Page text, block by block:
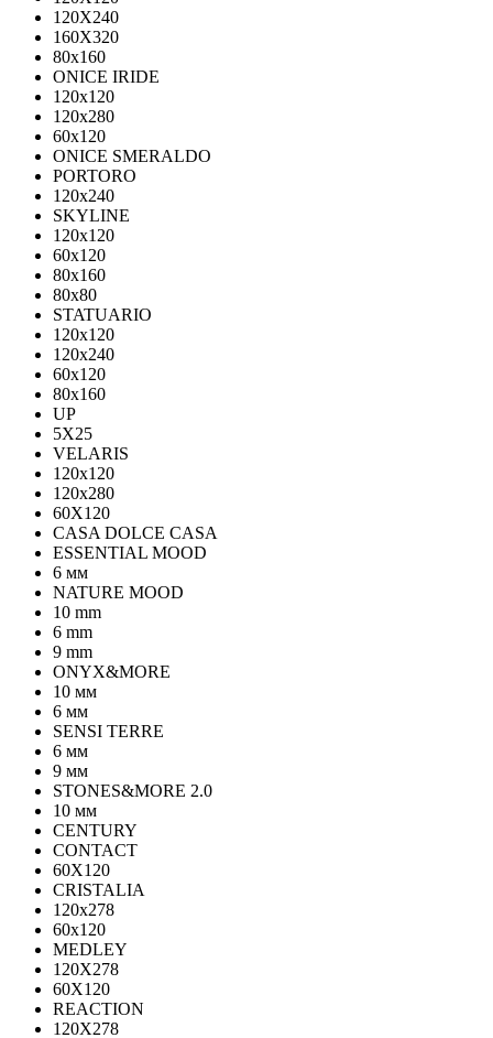
120X240
160X320
80х160
ONICE IRIDE
120x120
120x280
60x120
ONICE SMERALDO
PORTORO
120x240
SKYLINE
120x120
60x120
80x160
80x80
STATUARIO
120x120
120x240
60x120
80x160
UP
5Х25
VELARIS
120х120
120х280
60X120
CASA DOLCE CASA
ESSENTIAL MOOD
6 мм
NATURE MOOD
10 mm
6 mm
9 mm
ONYX&MORE
10 мм
6 мм
SENSI TERRE
6 мм
9 мм
STONES&MORE 2.0
10 мм
CENTURY
CONTACT
60X120
CRISTALIA
120x278
60x120
MEDLEY
120X278
60X120
REACTION
120X278